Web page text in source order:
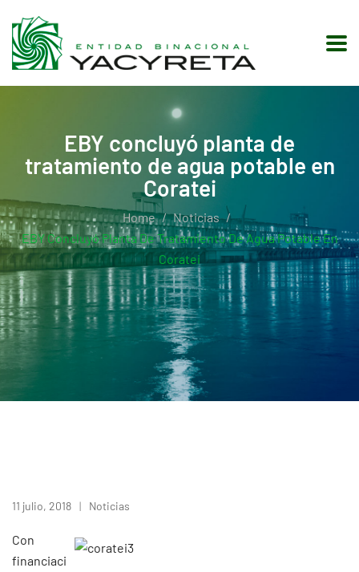
EBY concluyó planta de
tratamiento de agua potable en
Coratei
Home
Noticias
EBY Concluyó Planta De Tratamiento De Agua Potable En
Coratei
11 julio, 2018 Noticias
Con
financiaci